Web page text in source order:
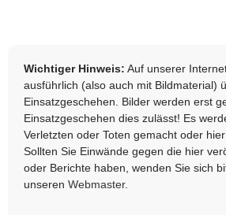
Wichtiger Hinweis: Auf unserer
ausführlich (also auch mit Bildmaterial)
Einsatzgeschehen. Bilder werden erst
Einsatzgeschehen dies zulässt! Es
Verletzten oder Toten gemacht oder
Sollten Sie Einwände gegen die hier
oder Berichte haben, wenden Sie sich
unseren Webmaster.